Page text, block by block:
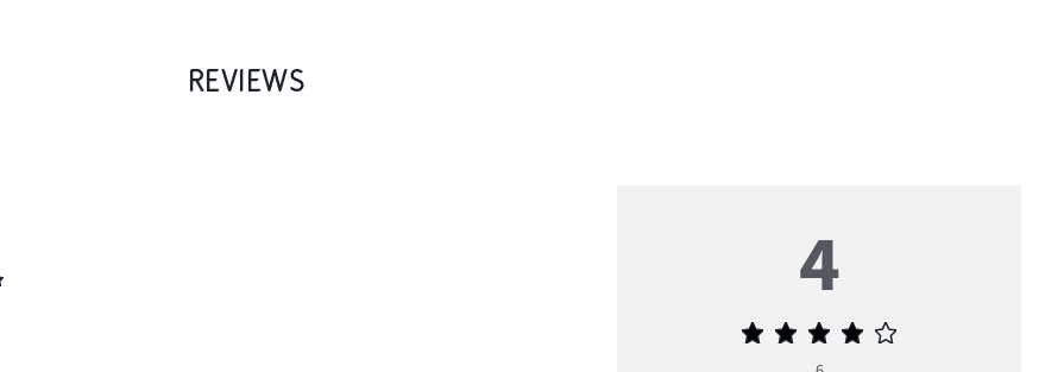
REVIEWS
4
Gemiddelde